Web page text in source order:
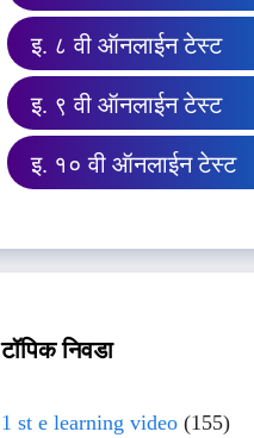
इ. ८ वी ऑनलाईन टेस्ट
इ. ९ वी ऑनलाईन टेस्ट
इ. १० वी ऑनलाईन टेस्ट
टॉपिक निवडा
1 st e learning video (155)